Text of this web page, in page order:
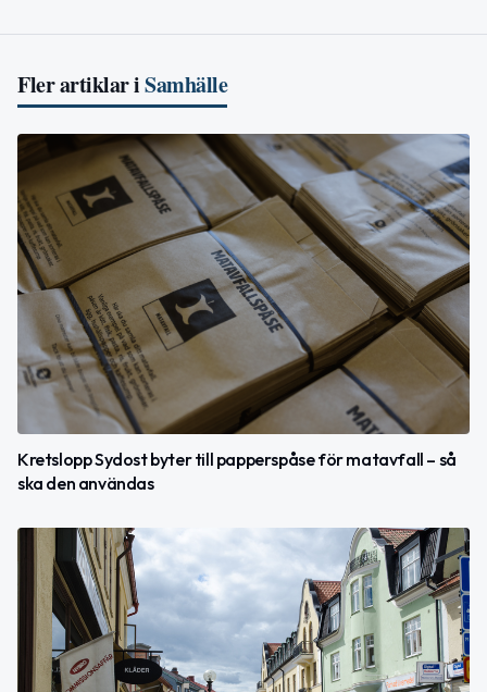
Fler artiklar iSamhälle
Kretslopp Sydost byter till papperspåse för matavfall – så
ska den användas